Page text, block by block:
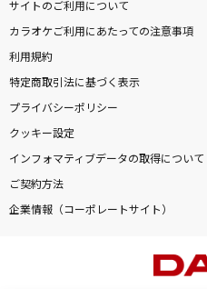
サイトのご利用について
カラオケご利用にあたっての注意事項
利用規約
特定商取引法に基づく表示
プライバシーポリシー
クッキー設定
インフォマティブデータの取得について
ご契約方法
企業情報（コーポレートサイト）